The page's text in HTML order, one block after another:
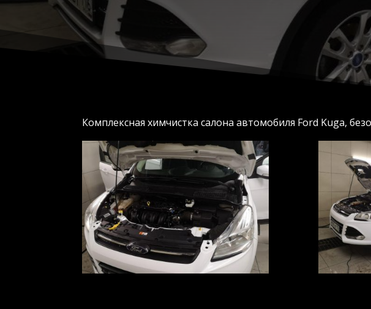
Комплексная химчистка салона автомобиля Ford Kuga,